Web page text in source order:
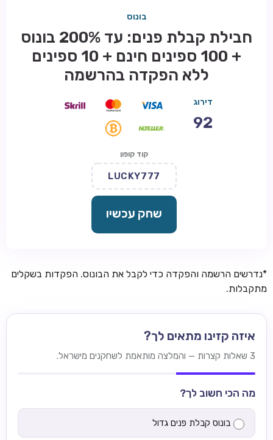
בונוס
חבילת קבלת פנים: עד 200% בונוס
+ 100 ספינים חינם + 10 ספינים
ללא הפקדה בהרשמה
דירוג
92
קוד קופון
LUCKY777
שחק עכשיו
*נדרשים הרשמה והפקדה כדי לקבל את הבונוס. הפקדות בשקלים
מתקבלות.
איזה קזינו מתאים לך?
3 שאלות קצרות — והמלצה מותאמת לשחקנים מישראל.
מה הכי חשוב לך?
בונוס קבלת פנים גדול